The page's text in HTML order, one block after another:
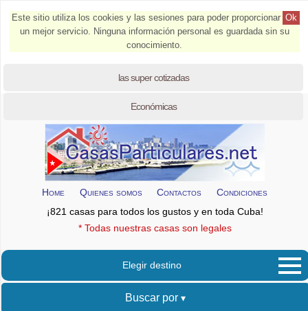
Ok
Este sitio utiliza los cookies y las sesiones para poder proporcionar
un mejor servicio. Ninguna información personal es guardada sin su
conocimiento.
las super cotizadas
Económicas
Home Quienes somos Contactos
Condiciones
¡821 casas para todos los gustos y en toda Cuba!
* Todas nuestras casas son legales
Elegir destino
Buscar por